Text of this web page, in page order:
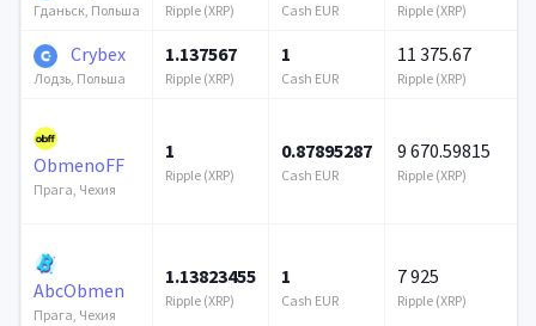
Гданьск, Польша Ripple (XRP) Cash EUR Ripple (XRP)
Crybex
Лодзь, Польша
1.137567
Ripple (XRP)
1
Cash EUR
11 375.67
Ripple (XRP)
ObmenoFF
Прага, Чехия
1
Ripple (XRP)
0.87895287
Cash EUR
9 670.59815
Ripple (XRP)
AbcObmen
Прага, Чехия
1.13823455
Ripple (XRP)
1
Cash EUR
7 925
Ripple (XRP)